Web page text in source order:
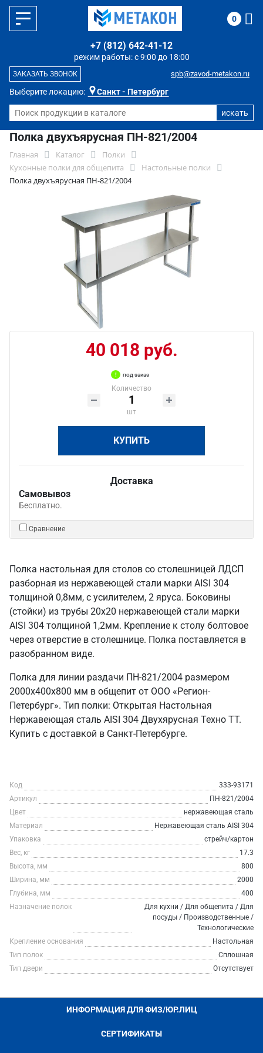
Выберите локацию: Санкт - Петербург
режим работы: с 9:00 до 18:00
+7 (812) 642-41-12
spb@zavod-metakon.ru
ЗАКАЗАТЬ ЗВОНОК
0
Полка двухъярусная ПН-821/2004
Главная Каталог
Полки
Кухонные полки для общепита
Настольные полки
Полка двухъярусная ПН-821/2004
40 018 руб.
под заказ
Количество
шт
КУПИТЬ
Доставка
Самовывоз
Бесплатно.
Сравнение
Полка настольная для столов со столешницей ЛДСП
разборная из нержавеющей стали марки AISI 304
толщиной 0,8мм, с усилителем, 2 яруса. Боковины
(стойки) из трубы 20х20 нержавеющей стали марки
AISI 304 толщиной 1,2мм. Крепление к столу болтовое
через отверстие в столешнице. Полка поставляется в
разобранном виде.
Полка для линии раздачи ПН-821/2004 размером
2000х400х800 мм в общепит от ООО «Регион-
Петербург». Тип полки: Открытая Настольная
Нержавеющая сталь AISI 304 Двухярусная Техно ТТ.
Купить с доставкой в Санкт‑Петербурге.
Код
333-93171
Артикул
ПН-821/2004
Цвет
нержавеющая сталь
Материал
Нержавеющая сталь AISI 304
Упаковка
стрейч/картон
Вес, кг
17.3
Высота, мм
800
Ширина, мм
2000
Глубина, мм
400
Назначение полок
Для кухни / Для общепита / Для
посуды / Производственные /
Технологические
Крепление основания
Настольная
Тип полок
Сплошная
Тип двери
Отсутствует
ИНФОРМАЦИЯ ДЛЯ ФИЗ/ЮР.ЛИЦ
СЕРТИФИКАТЫ